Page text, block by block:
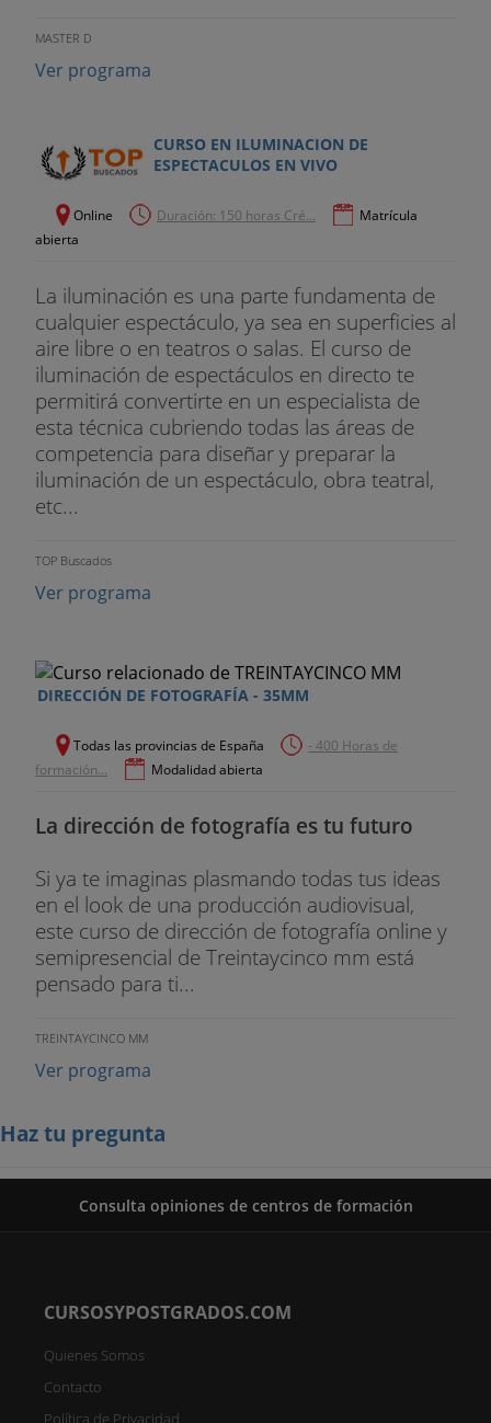
MASTER D
Ver programa
CURSO EN ILUMINACION DE
ESPECTACULOS EN VIVO
Online Duración: 150 horas Cré...
Matrícula
abierta
La iluminación es una parte fundamenta de
cualquier espectáculo, ya sea en superficies al
aire libre o en teatros o salas. El curso de
iluminación de espectáculos en directo te
permitirá convertirte en un especialista de
esta técnica cubriendo todas las áreas de
competencia para diseñar y preparar la
iluminación de un espectáculo, obra teatral,
etc...
TOP Buscados
Ver programa
DIRECCIÓN DE FOTOGRAFÍA - 35MM
Todas las provincias de España
- 400 Horas de
formación...
Modalidad abierta
La dirección de fotografía es tu futuro
Si ya te imaginas plasmando todas tus ideas
en el look de una producción audiovisual,
este curso de dirección de fotografía online y
semipresencial de Treintaycinco mm está
pensado para ti...
TREINTAYCINCO MM
Ver programa
Haz tu pregunta
Consulta opiniones de centros de formación
CURSOSYPOSTGRADOS.COM
Quienes Somos
Contacto
Política de Privacidad